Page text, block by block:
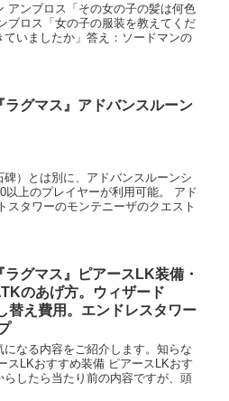
ンブロス「その女の子の髪は何色
ブロス「女の子の服装を教えてくだ
いましたか」答え：ソードマンの
ラグマス』アドバンスルーン
）とは別に、アドバンスルーンシ
以上のプレイヤーが利用可能。 アド
スタワーのモンテニーザのクエスト
ラグマス』ピアースLK装備・
のあげ方。ウィザード
替え費用。エンドレスタワー
なる内容をご紹介します。知らな
スLKおすすめ装備 ピアースLKおす
したら当たり前の内容ですが、頭